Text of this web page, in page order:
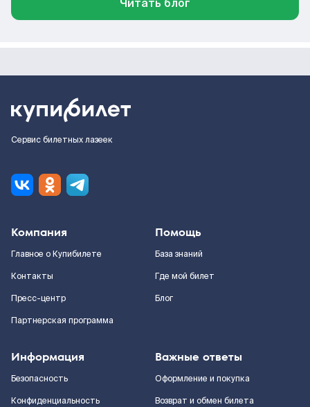
Читать блог
Сервис билетных лазеек
Компания
Главное о Купибилете
Контакты
Пресс-центр
Партнерская программа
Помощь
База знаний
Где мой билет
Блог
Информация
Безопасность
Конфиденциальность
Важные ответы
Оформление и покупка
Возврат и обмен билета